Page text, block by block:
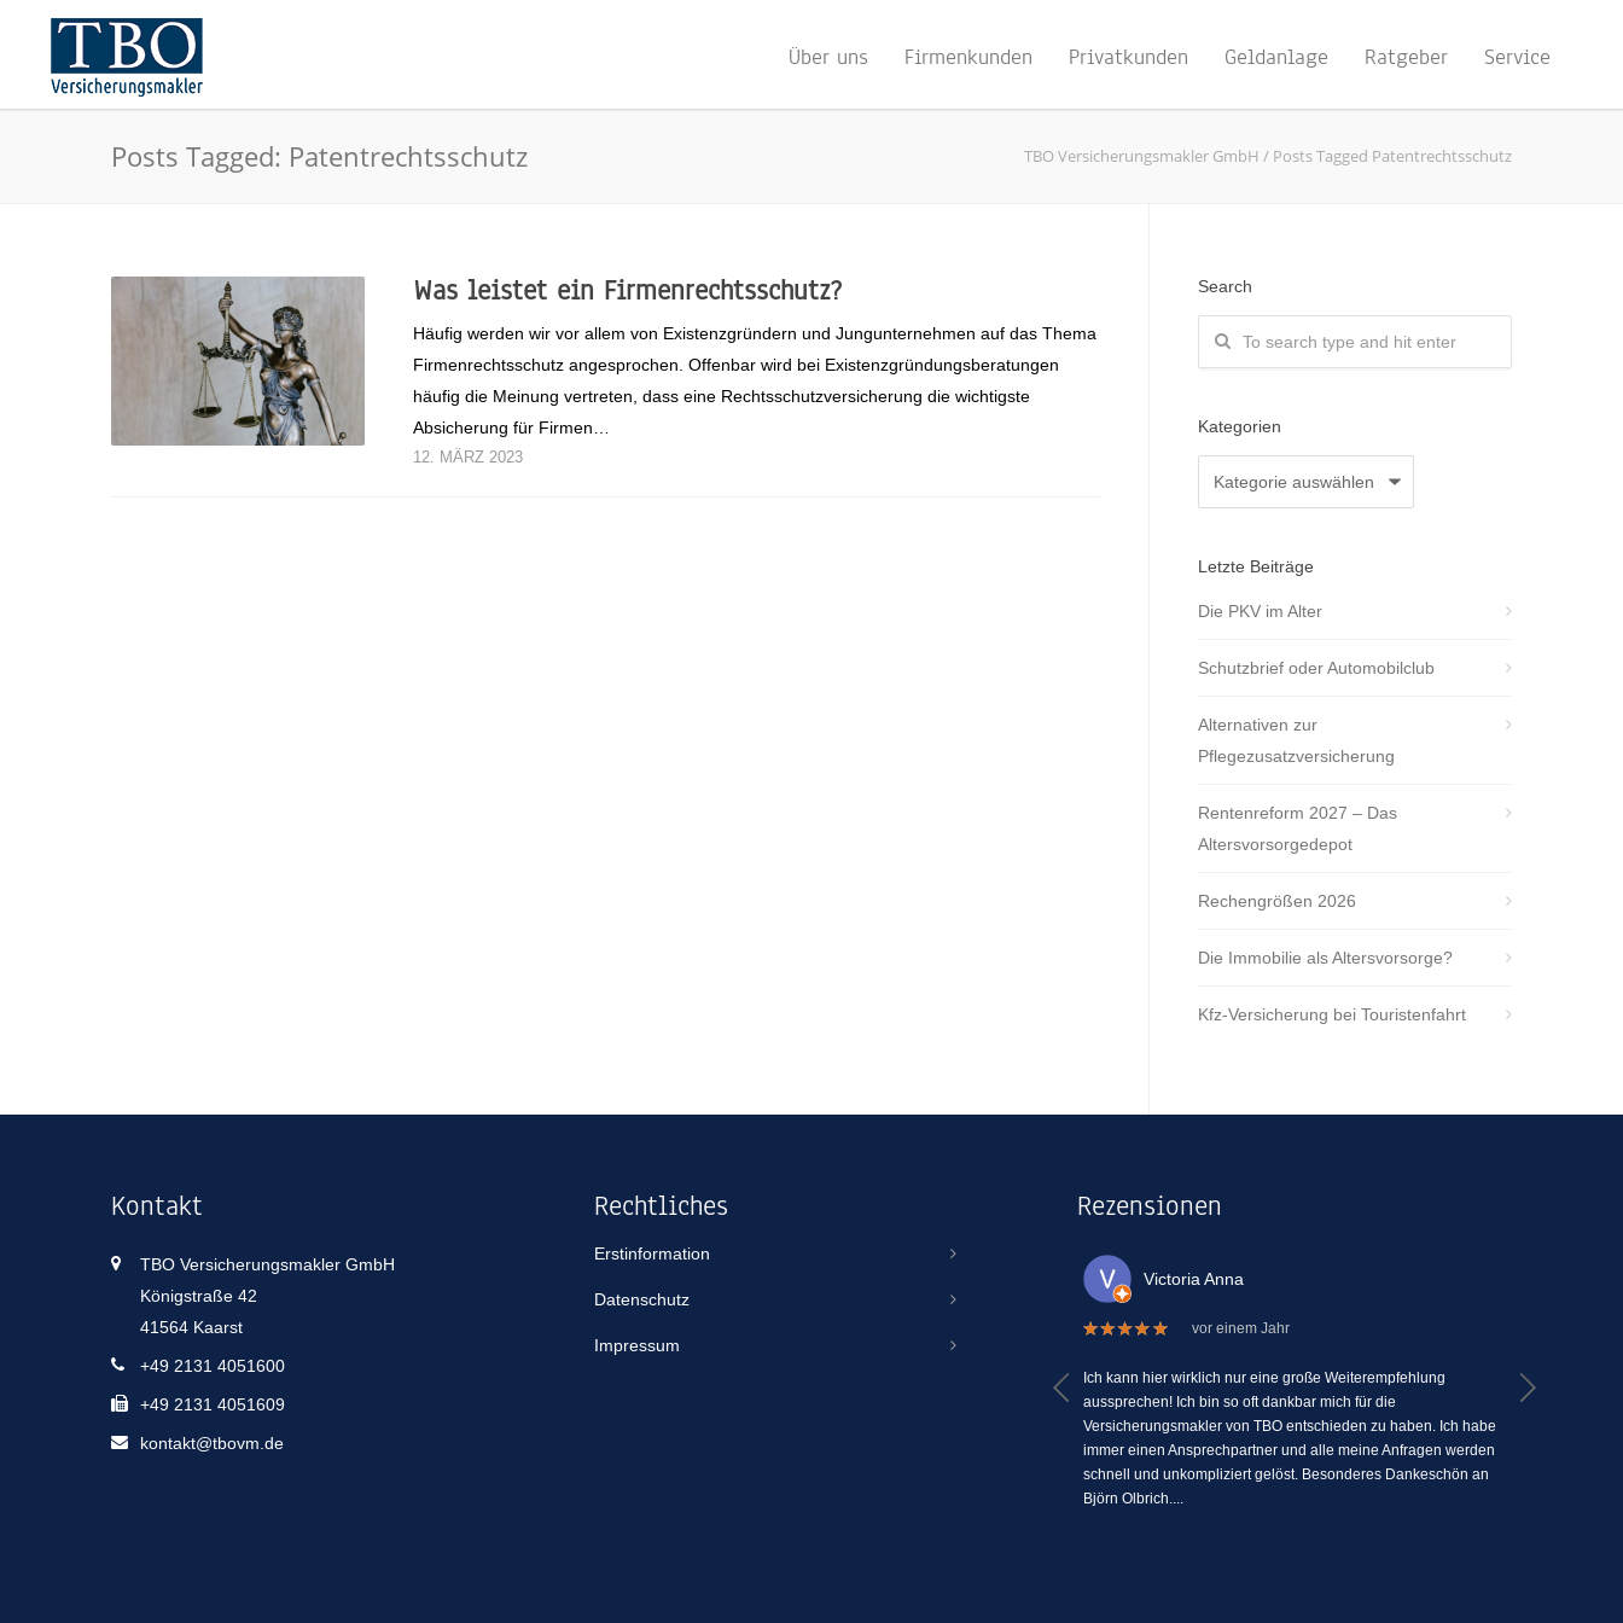
Über uns Firmenkunden Privatkunden Geldanlage Ratgeber Service
Posts Tagged: Patentrechtsschutz TBO Versicherungsmakler GmbH / Posts Tagged Patentrechtsschutz
Was leistet ein Firmenrechtsschutz?
Häufig werden wir vor allem von Existenzgründern und Jungunternehmen auf das Thema
Firmenrechtsschutz angesprochen. Offenbar wird bei Existenzgründungsberatungen
häufig die Meinung vertreten, dass eine Rechtsschutzversicherung die wichtigste
Absicherung für Firmen…
12. MÄRZ 2023
Search
Kategorien
Letzte Beiträge
Die PKV im Alter
Schutzbrief oder Automobilclub
Alternativen zur
Pflegezusatzversicherung
Rentenreform 2027 – Das
Altersvorsorgedepot
Rechengrößen 2026
Die Immobilie als Altersvorsorge?
Kfz-Versicherung bei Touristenfahrt
Kontakt
TBO Versicherungsmakler GmbH
Königstraße 42
41564 Kaarst
+49 2131 4051600
+49 2131 4051609
kontakt@tbovm.de
Rechtliches
Erstinformation
Datenschutz
Impressum
Rezensionen
Victoria Anna
vor einem Jahr
Ich kann hier wirklich nur eine große Weiterempfehlung
aussprechen! Ich bin so oft dankbar mich für die
Versicherungsmakler von TBO entschieden zu haben. Ich habe
immer einen Ansprechpartner und alle meine Anfragen werden
schnell und unkompliziert gelöst. Besonderes Dankeschön an
Björn Olbrich....